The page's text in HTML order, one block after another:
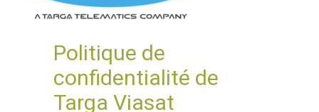
Politique de
confidentialité de
Targa Viasat